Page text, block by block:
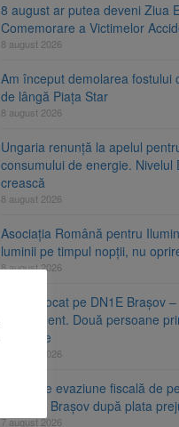
8 august ar putea deveni Ziua
Comemorare a Victimelor
8 august 2026
Am început demolarea fostului
de lângă Piața Star
8 august 2026
Ungaria renunță la apelul
consumului de energie.
crească
8 august 2026
Asociația Română pentru
luminii pe timpul nopții, nu
8 august 2026
Trafic blocat pe DN1E Brașov
un accident. Două persoane
medicale
7 august 2026
Dosar de evaziune fiscală de
clasat la Brașov după plata
7 august 2026